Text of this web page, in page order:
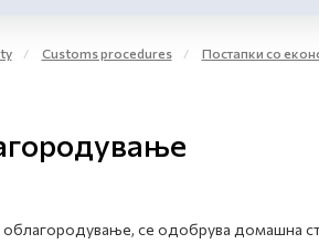
Customs procedures Постапки со
облагородување, се одобрува домашна